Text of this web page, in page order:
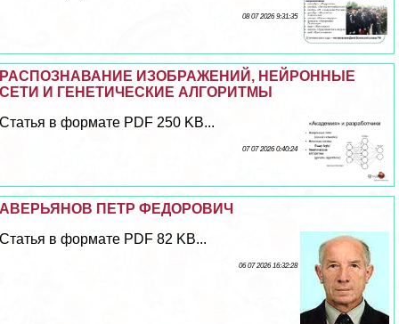
08 07 2026 9:31:35
РАСПОЗНАВАНИЕ ИЗОБРАЖЕНИЙ, НЕЙРОННЫЕ
СЕТИ И ГЕНЕТИЧЕСКИЕ АЛГОРИТМЫ
Статья в формате PDF 250 KB...
07 07 2026 0:40:24
АВЕРЬЯНОВ ПЕТР ФЕДОРОВИЧ
Статья в формате PDF 82 KB...
06 07 2026 16:32:28